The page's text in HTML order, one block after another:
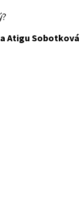
Atigu Sobotková